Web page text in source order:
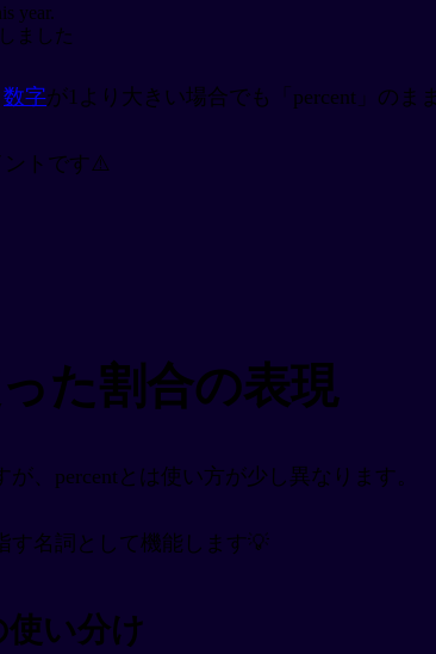
year.
ました
数字が1より大きい場合でも「percent」のま
ントです⚠️
た割合の表現
、percentとは使い方が少し異なります。
す名詞として機能します💡
使い分け